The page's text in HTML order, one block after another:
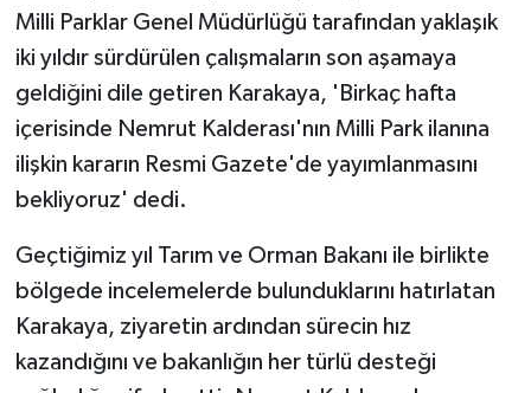
Milli Parklar Genel Müdürlüğü tarafından yaklaşık
iki yıldır sürdürülen çalışmaların son aşamaya
geldiğini dile getiren Karakaya, 'Birkaç hafta
içerisinde Nemrut Kalderası'nın Milli Park ilanına
ilişkin kararın Resmi Gazete'de yayımlanmasını
bekliyoruz' dedi.
Geçtiğimiz yıl Tarım ve Orman Bakanı ile birlikte
bölgede incelemelerde bulunduklarını hatırlatan
Karakaya, ziyaretin ardından sürecin hız
kazandığını ve bakanlığın her türlü desteği